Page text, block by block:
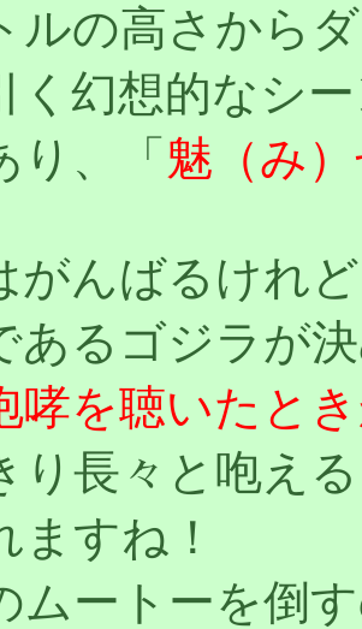
ルの高さから
く幻想的なシ
り、「 魅（み
がんばるけれ
あるゴジラが
哮を聴いたと
り長々と咆え
ますね！
ムートーを倒